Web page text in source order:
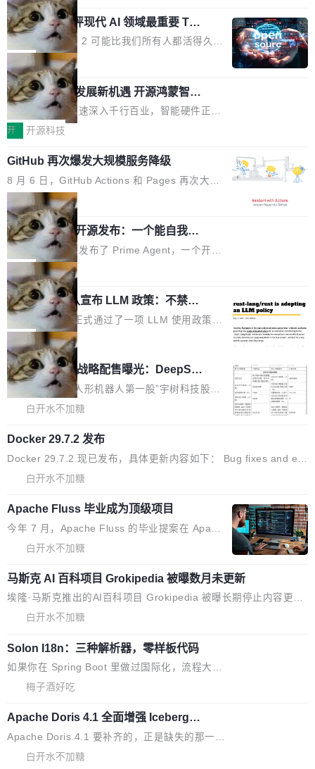
功率段机身尺寸十分紧凑的1600W电源产品。小
巧机身有效提升市面主流标准A...
元。数字的背后是一个清晰的事实——品牌对专
业化营销服务的需求从未如此迫切。 但市场扩容
的同时,服务商的竞争逻辑正在改变。2026年Top
Agency年度合辑的观察指出,“产品”这个离消费
者最近的载体,在整个品牌营销层面的权重显著变
高了。全域营销服务商的竞争正在从规模转向深
度,案例厚度、全域覆盖、多线协同...
度宣传和欺诈。」 OpenAI 研究员 Keller Jorda
n 这条推文引发了广泛讨论。他不是在说风凉
话，他是说出了一个圈内人尽皆知但很少公开捅
破的事实。 Jordan 随后补充了一句软化声明：
「我不认为这些会议上大部分论文都在过度宣传
或造假。问题是，作为读者，如果你筛选出那些
看起来最令人兴奋的论文，那它们大部分都是过
度宣传的。」 这才是真正的痛点。不是所有论文
都有问题，是最吸引眼球的那批论文最有问题。
他引用的帖子来自 Mathew Shen，一位 ICLR 2
026 的读者：「看了篇 ...
xAI 前工程师评现代 AI 领域最重要 Top
3 开源项目
Flash Attention 2 可能比我们所有人都活得久。
这句话不是来自某个技术博客，而是出自 Hieu
Pham 的一条推文。Hieu Pham 是谁？他是 xAI
的早期工程师之一，在 Grok 训练基础设施团队
工作过。近日他在 X 上发了一条帖子，列出了他
认为现代 AI 领域最重要的三个开源项目。 第一
理由很具体。FA 系列不需要解释，但 FA2 是他
认为最重要的一个——复杂度恰到好处，刚好能
驱动你去学 CuTe，但还没被那些"邪恶的" Hopp
er++ 优化所淹没，足够容易修改和适配。 更关
键的是 FA2 的持久性...
局
共商智能硬件发展新机遇 开源鸿蒙智能
硬件开发者日杭州站即将举行
随着万物智联加速深入千行百业，智能硬件正从
单点设备迈向智能化、网联化、协同化发展。作
鸿蒙通过统一技术底座和分布式能力，为不同类
型智能设备的开发、连接与互联提供关键支撑，
也为产业链企业探索产品创新与商业增长打开新
的空间。 8月14日，开源鸿蒙智能硬件开发者日
（OHDD：OpenHarmony Hardware Develope
r Day）将在杭州启航。活动面向智能硬件产业
链企业和开发者，邀请行业专家与资深技术顾
问，围绕开源鸿蒙技术能力、设备适配、芯片适
配、功耗与稳定性调优、兼容性测评及统一互联
等内容展开系统讲解和实战交流，帮助企业进一
步了解开源鸿蒙在智能...
开 开源科技
GitHub 再次爆发大规模服务降级
8 月 6 日，GitHub Actions 和 Pages 再次大规
模服务降级，Actions 完全不可用超过 5 小时，
webhook 停发，连自托管 runner 也因调度层故
障无法工作。Pages、Copilot code review、C
opilot coding agent 全部受影响。从检测到完全
恢复，大约 12 小时。 这是 2026 年 8 月的第六
起事故，其中四起与 AI/Copilot 服务相关。 Git
Hub 员工 kdaigle 在 HN 讨论中贴出了一组数
据：2025 年全年 10 亿次 commit。现在，每周
2.75 亿次，全年预计 140 亿次。GitHub...
局
Prime Agent 开源发布：一个能自我改
进的编程 Agent，ARC-AGI 3 超越人类
专家基线
Prime Intellect 发布了 Prime Agent，一个开源
的编程 Agent Harness，核心设计围绕两个抽
象：Recursive Language Model（RLM）和 C
ontinual Harness。在 ARC-AGI 3 基准测试
上，Prime Agent + Opus 5 的组合达到了 95.
5% RHAE Best@1，超过了 ARC 报告的人类专
家基线 95.4%。 不是又一个 coding agent 包装
器 Prime Agent 的架构和市面上大多数 coding
agent 有本质区别。大多数 agent harness 的设
计是基于早期模型的能力—...
局
Rust 项目团队宣布 LLM 政策：不禁
止，但你要承认哪些代码不是你写的
Rust 语言项目正式通过了一项 LLM 使用政策，
覆盖 rust-lang/rust 单一仓库的代码贡献。这不
是项目级别的官方立场，目前由五个团队采纳，
但它可能是主流开源项目中关于 AI 辅助贡献最
细致的一份规则。 政策的核心只有一句话：LLM
可以用来分析、提炼、审阅、建议，但不能用来
但必须满足五个条件：预先安排、非关键、高质
量、充分测试、充分审查，并且必须披露。LLM
不得生成涉及安全性的关键变更，除非作者本身
议"这么做。 对于不披露的情况，审核者可以直
接关闭 PR，无需解释。 政策作者 Jynn Ne...
局
宇树科技 IPO 战略配售曝光：DeepSe
ek 获配 93.3 万股，锁定 36 个月
8月6日晚间，“人形机器人第一股”宇树科技股份
有限公司披露IPO发行价格及战略配售结果，杭
epSeek）获配93.3399万股，按150.8元/股发行
价格计算，认购金额约1.41亿元，股份锁定期为
36个月。 公告显示，本次宇树科技战略配售对
合作关系或长期合作愿景的大型企业、科创板保
荐人跟投子公司，以及公司高级管理人员和核心
业，获配股份数量占本次发行数量的2.31%。 除
DeepSeek外，腾讯旗下上海启善投资有限公司
白开水不加糖
Docker 29.7.2 发布
Docker 29.7.2 现已发布，具体更新内容如下： Bug fixes and en
hancements 修复多次传递同一环境变量时，docker service crea
5 修复了 Docker Engine 29.7.0 中引入的一个回归问题，该问题
导致拉取镜像时会拒绝包含绝对 hardlink 目标的镜像（此类镜像由
某些镜像构建工具生成）。moby/moby#53305 修复了 Docker En
内核...
白开水不加糖
Apache Fluss 毕业成为顶级项目
今年 7 月，Apache Fluss 的毕业提案在 Apach
e 孵化器项目管理委员会（IPMC）投票中获得
准。今天，Apache 软件基金会正式宣布 Apach
e Fluss 孵化毕业，成为 Apache 顶级项目（TL
P）！这一里程碑不仅标志着 Fluss 迈入新的发
AI 数据基础加速融合，为实时数据基础设施的发
展开启新的篇章。
白开水不加糖
马斯克 AI 百科项目 Grokipedia 被曝数月未更新
埃隆·马斯克推出的AI百科项目 Grokipedia 被曝长期停止内容更
新，未能实现其作为“AI版维基百科”替代品的目标。 据 Lawfare 最
去三个月内没有任何条目完成更新，用户提交的编辑请求也长期处
于待处理状态。 Grokipedia 于去年底上线，定位为由人工智能生
成内容的百科平台，被马斯克视为传统众包百科网站维基百科的替
未出现近期更新，相关问题并非局限于特定领域，而是在不同主题
和访问量页面中普遍存在。 调查人员最初认为，Grokipedia可能只
是限...
白开水不加糖
Solon I18n：三种解析器，零样板代码
如果你在 Spring Boot 里做过国际化，流程大概
是这样的：配 MessageSource 的 Bean、写 R
声明 LocaleResolver、注册 LocaleChangeInt
erceptor…五六步之后才能看到第一行翻译文
本。 Solon 换了个方式。整个 i18n 模块围绕三
梅子酒好吃
Apache Doris 4.1 全面增强 Iceberg：
支持 UPDATE、MERGE INTO 与 Iceb
erg V3
Apache Doris 4.1 要补齐的，正是缺失的那一
半。在已有查询能力的基础上，Doris 进一步支
白开水不加糖